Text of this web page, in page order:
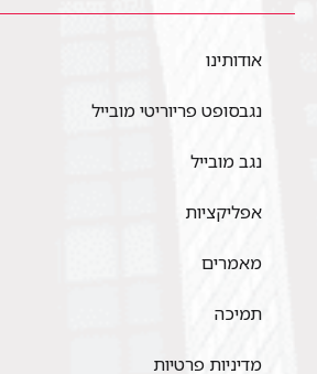
אודותינו
נגבסופט פריוריטי מובייל
נגב מובייל
אפליקציות
מאמרים
תמיכה
מדיניות פרטיות